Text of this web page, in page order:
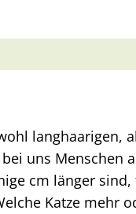
langhaarigen,
uns Menschen
cm länger
Katze mehr